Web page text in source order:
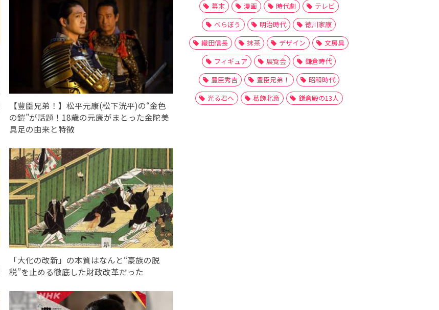
【豊臣兄弟！】松平元康(松下洸平)の“金色
の鎧”が話題！18歳の元康がまとった金陀美
具足の由来と特徴
「大化の改新」の本質はなんと“豪族の脱
税”を止める徹底した財政改革だった
幕末
漫画 時代劇
テレビ
べらぼう
明治時代
徳川家康
織田信長
抹茶 デザイン
文房具
フィギュア
展覧会
鎌倉時代
豊臣秀吉
豊臣兄弟！
昭和時代
光る君へ
葛飾北斎 鎌倉殿の13人